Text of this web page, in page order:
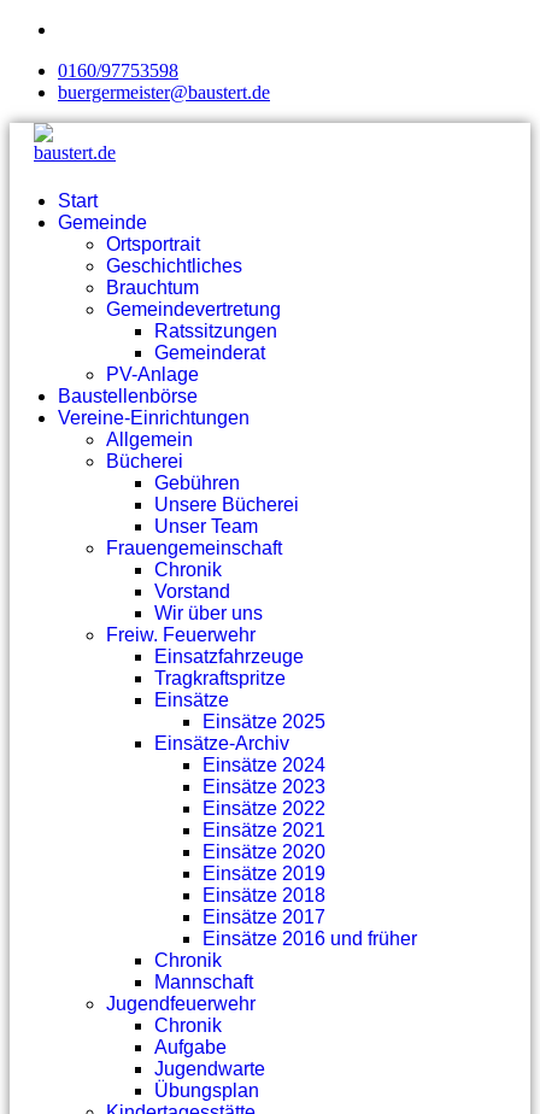
0160/97753598
buergermeister@baustert.de
Start
Gemeinde
Ortsportrait
Geschichtliches
Brauchtum
Gemeindevertretung
Ratssitzungen
Gemeinderat
PV-Anlage
Baustellenbörse
Vereine-Einrichtungen
Allgemein
Bücherei
Gebühren
Unsere Bücherei
Unser Team
Frauengemeinschaft
Chronik
Vorstand
Wir über uns
Freiw. Feuerwehr
Einsatzfahrzeuge
Tragkraftspritze
Einsätze
Einsätze 2025
Einsätze-Archiv
Einsätze 2024
Einsätze 2023
Einsätze 2022
Einsätze 2021
Einsätze 2020
Einsätze 2019
Einsätze 2018
Einsätze 2017
Einsätze 2016 und früher
Chronik
Mannschaft
Jugendfeuerwehr
Chronik
Aufgabe
Jugendwarte
Übungsplan